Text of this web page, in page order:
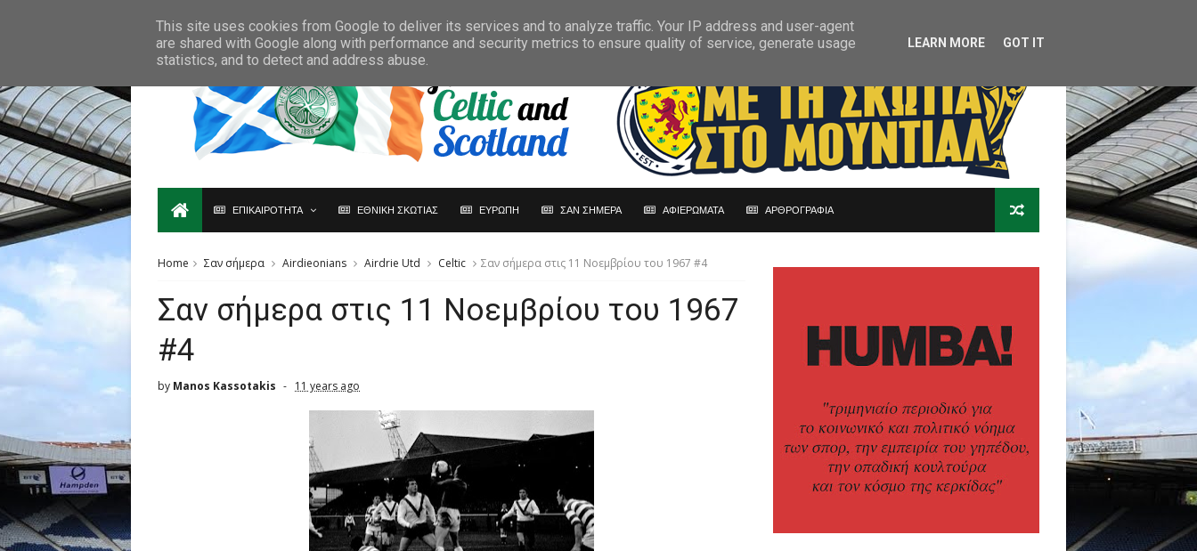
ΕΠΙΚΑΙΡΟΤΗΤΑ ΕΘΝΙΚΗ ΣΚΩΤΙΑΣ ΕΥΡΩΠΗ ΣΑΝ ΣΗΜΕΡΑ ΑΦΙΕΡΩΜΑΤΑ ΑΡΘΡΟΓΡΑΦΙΑ
Home Σαν σήμερα Airdieonians Airdrie Utd Celtic Σαν σήμερα στις 11 Νοεμβρίου του 1967 #4
Σαν σήμερα στις 11 Νοεμβρίου του 1967
#4
by Manos Kassotakis 11 years ago
This site uses cookies from Google to deliver its services and to analyze traffic. Your IP address and user-agent
are shared with Google along with performance and security metrics to ensure quality of service, generate usage
statistics, and to detect and address abuse.
LEARN MORE GOT IT